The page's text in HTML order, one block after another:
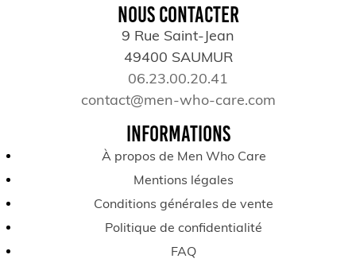
NOUS CONTACTER
9 Rue Saint-Jean
49400 SAUMUR
06.23.00.20.41
contact@men-who-care.com
INFORMATIONS
À propos de Men Who Care
Mentions légales
Conditions générales de vente
Politique de confidentialité
FAQ